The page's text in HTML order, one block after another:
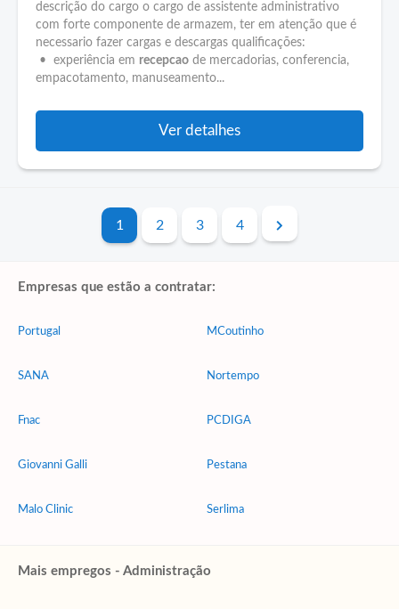
descrição do cargo o cargo de assistente administrativo
com forte componente de armazem, ter em atenção que é
necessario fazer cargas e descargas qualificações:
• experiência em recepcao de mercadorias, conferencia,
empacotamento, manuseamento...
Ver detalhes
1 2 3 4
Empresas que estão a contratar:
Portugal
SANA
Fnac
Giovanni Galli
Malo Clinic
MCoutinho
Nortempo
PCDIGA
Pestana
Serlima
Mais empregos - Administração